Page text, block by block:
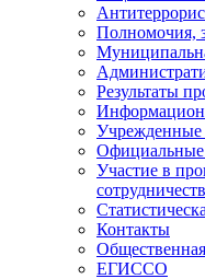
Полномочия,
Результаты
Официальные
Участие в
Контакты
ЕГИССО